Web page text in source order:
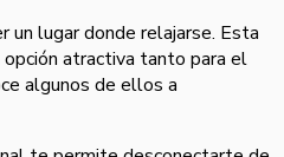
un lugar donde relajarse. Esta
atractiva tanto para el
algunos de ellos a